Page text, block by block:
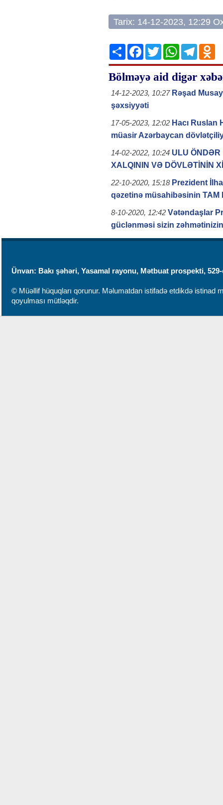
Tarix: 14-12-2023, 12:29
ShareFacebook
TwitterWhatsApp
Bölməyə aid digər
14-12-2023, 10:27 Rəşad
şəxsiyyəti
17-05-2023, 12:02 Hacı
müasir Azərbaycan
14-02-2022, 10:24 ULU
XALQININ VƏ DÖVLƏTİNİN
22-10-2020, 15:18 Prezident
qəzetinə müsahibəsinin TAM
8-10-2020, 12:42 Vətəndaşlar
güclənməsi sizin
Ünvan: Bakı şəhəri, Yasamal rayonu, Mətbuat prospekti,
© Müəllif hüquqları qorunur. Məlumatdan istifadə etdikdə istinad
qoyulması mütləqdir.